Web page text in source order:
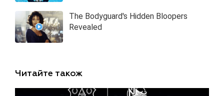
Читайте також